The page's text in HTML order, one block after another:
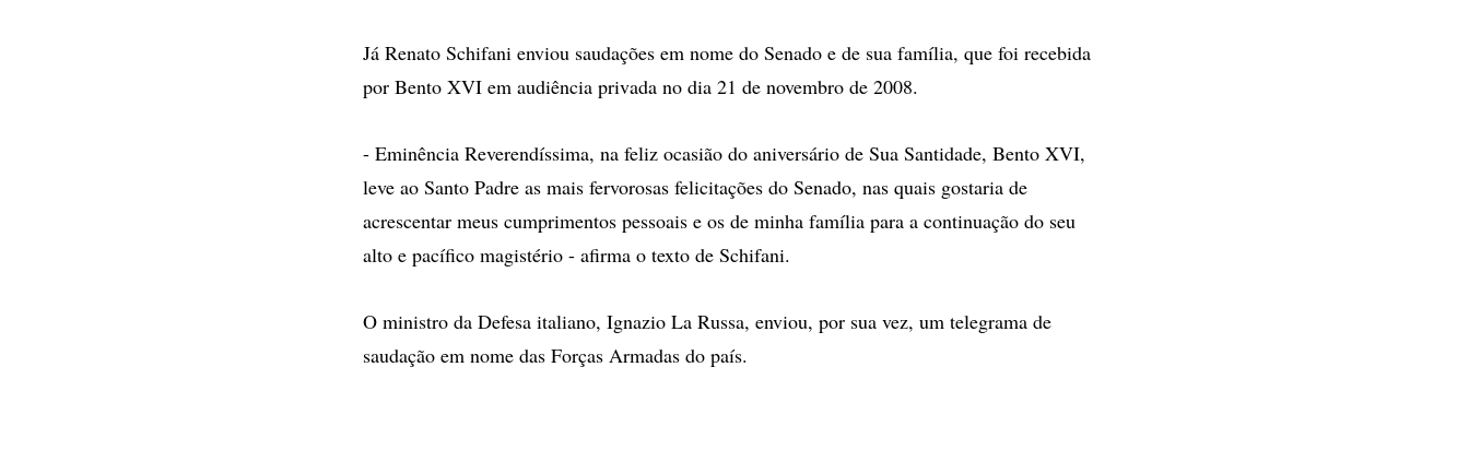
Já Renato Schifani enviou saudações em nome do Senado e de sua família, que foi recebida
por Bento XVI em audiência privada no dia 21 de novembro de 2008.
- Eminência Reverendíssima, na feliz ocasião do aniversário de Sua Santidade, Bento XVI,
leve ao Santo Padre as mais fervorosas felicitações do Senado, nas quais gostaria de
acrescentar meus cumprimentos pessoais e os de minha família para a continuação do seu
alto e pacífico magistério - afirma o texto de Schifani.
O ministro da Defesa italiano, Ignazio La Russa, enviou, por sua vez, um telegrama de
saudação em nome das Forças Armadas do país.